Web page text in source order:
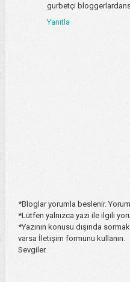
gurbetçi
Yanıtla
*Bloglar yorumla beslenir.
*Lütfen yalnızca yazı ile ilgili
*Yazının konusu dışında
varsa İletişim formunu kullanın.
Sevgiler.